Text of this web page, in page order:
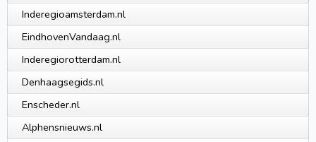
Inderegioamsterdam.nl
EindhovenVandaag.nl
Inderegiorotterdam.nl
Denhaagsegids.nl
Enscheder.nl
Alphensnieuws.nl